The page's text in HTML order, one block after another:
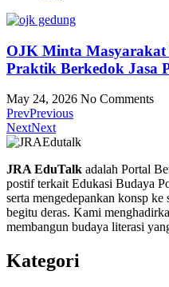
OJK Minta Masyarakat
Praktik Berkedok Jasa
May 24, 2026 No Comments
PrevPrevious
NextNext
JRA EduTalk adalah Portal
postif terkait Edukasi Budaya
serta mengedepankan konsp
begitu deras. Kami
membangun budaya literasi
Kategori